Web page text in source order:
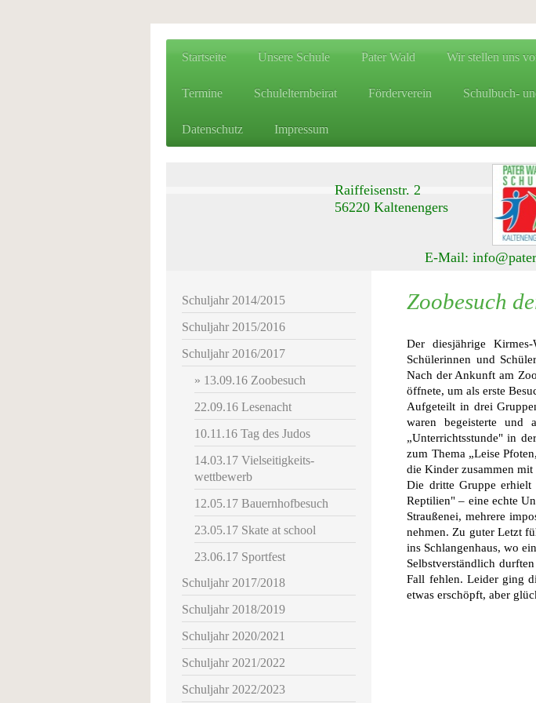
Startseite Unsere Schule Pater Wald Wir stellen uns
Termine Schulelternbeirat Förderverein Schulbuch-
Datenschutz Impressum
Raiffeisenstr. 2
56220 Kaltenengers
E-Mail: info@pater-
Zoobesuch
Der diesjährige
Schülerinnen und
Nach der Ankunft am
öffnete, um als erste
Aufgeteilt in drei
waren begeisterte und
„Unterrichtsstunde" in
zum Thema „Leise
die Kinder zusammen mit
Die dritte Gruppe
Reptilien" – eine echte
Straußenei, mehrere
nehmen. Zu guter Letzt
ins Schlangenhaus, wo
Selbstverständlich
Fall fehlen. Leider ging
etwas erschöpft, aber
Schuljahr 2014/2015
Schuljahr 2015/2016
Schuljahr 2016/2017
13.09.16 Zoobesuch
22.09.16 Lesenacht
10.11.16 Tag des Judos
14.03.17 Vielseitigkeits-
wettbewerb
12.05.17 Bauernhofbesuch
23.05.17 Skate at school
23.06.17 Sportfest
Schuljahr 2017/2018
Schuljahr 2018/2019
Schuljahr 2020/2021
Schuljahr 2021/2022
Schuljahr 2022/2023